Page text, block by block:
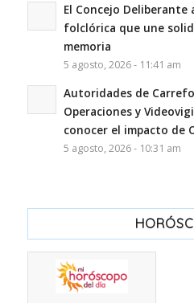
El Concejo Deliberante
folclórica que une
memoria
5 agosto, 2026 - 11:41 am
Autoridades de
Operaciones y
conocer el impacto de
5 agosto, 2026 - 10:31 am